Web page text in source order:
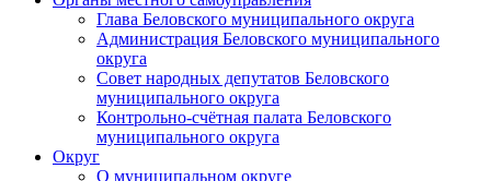
Глава Беловского муниципального округа
Администрация Беловского муниципального
округа
Совет народных депутатов Беловского
муниципального округа
Контрольно-счётная палата Беловского
муниципального округа
Округ
О муниципальном округе